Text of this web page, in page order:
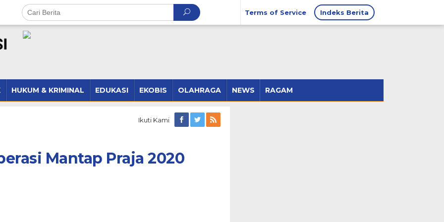
Terms of Service Indeks Berita
HUKUM & KRIMINAL EDUKASI EKOBIS OLAHRAGA NEWS RAGAM
Ikuti Kami
Mantap Praja 2020